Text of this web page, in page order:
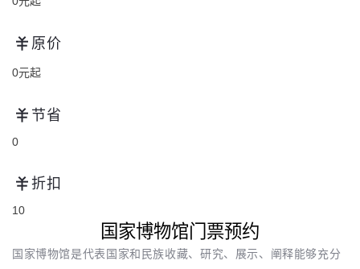
国家博物馆门票预约
国家博物馆是代表国家和民族收藏、研究、展示、阐释能够充分
原价
0元起
节省
0
折扣
10